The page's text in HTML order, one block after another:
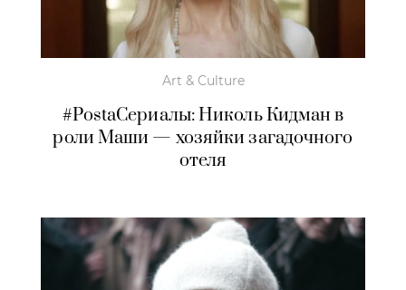
Art & Culture
#PostaСериалы: Николь Кидман в
роли Маши — хозяйки загадочного
отеля